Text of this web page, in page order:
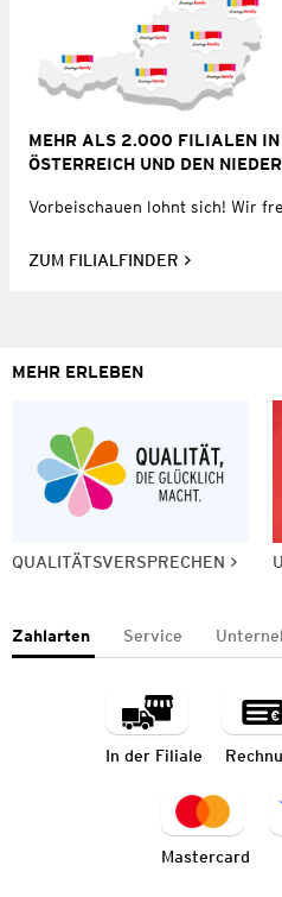
MEHR ALS 2.000 FILIALEN IN
ÖSTERREICH UND DEN
Vorbeischauen lohnt sich! Wir
ZUM FILIALFINDER
MEHR ERLEBEN
QUALITÄTSVERSPRECHEN
Zahlarten Service
In der Filiale
Mastercard